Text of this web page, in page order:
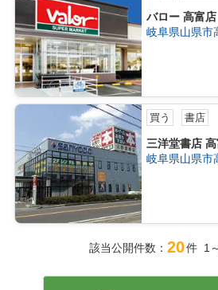
バロー 高富店
岐阜県山県市
買う 書店
三洋堂書店
岐阜県山県市
該当公開件数： 20件 1